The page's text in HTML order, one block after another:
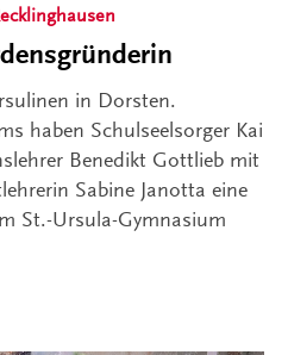
in Dorsten.
haben Schulseelsorger Kai
Benedikt Gottlieb mit
Sabine Janotta eine
St.-Ursula-Gymnasium